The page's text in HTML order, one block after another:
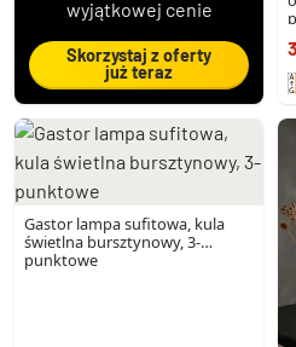
wyjątkowej cenie
Skorzystaj z oferty
już teraz
Gastor lampa sufitowa, kula
świetlna bursztynowy, 3-
punktowe